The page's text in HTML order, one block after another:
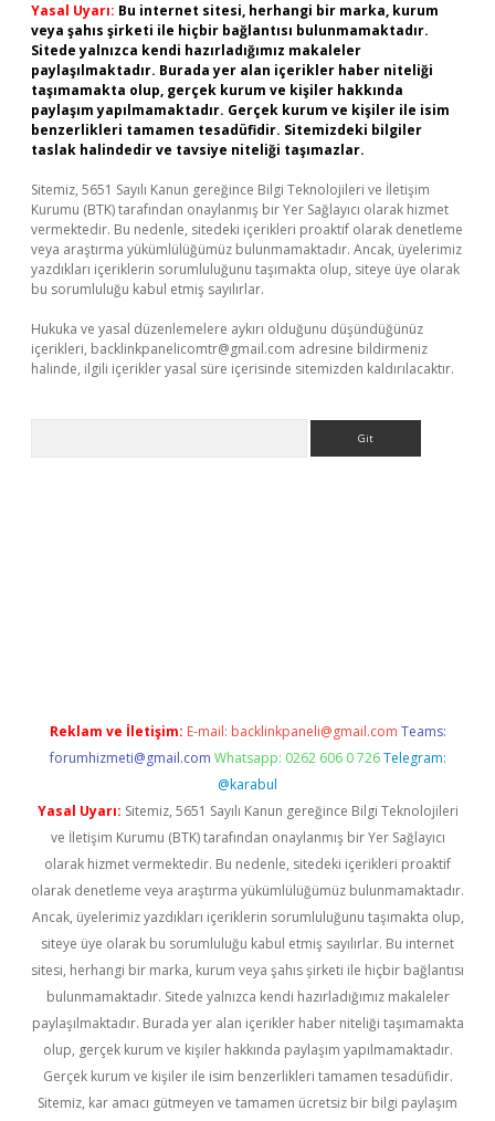
Yasal Uyarı: Bu internet sitesi, herhangi bir marka, kurum
veya şahıs şirketi ile hiçbir bağlantısı bulunmamaktadır.
Sitede yalnızca kendi hazırladığımız makaleler
paylaşılmaktadır. Burada yer alan içerikler haber niteliği
taşımamakta olup, gerçek kurum ve kişiler hakkında
paylaşım yapılmamaktadır. Gerçek kurum ve kişiler ile isim
benzerlikleri tamamen tesadüfidir. Sitemizdeki bilgiler
taslak halindedir ve tavsiye niteliği taşımazlar.
Sitemiz, 5651 Sayılı Kanun gereğince Bilgi Teknolojileri ve İletişim
Kurumu (BTK) tarafından onaylanmış bir Yer Sağlayıcı olarak hizmet
vermektedir. Bu nedenle, sitedeki içerikleri proaktif olarak denetleme
veya araştırma yükümlülüğümüz bulunmamaktadır. Ancak, üyelerimiz
yazdıkları içeriklerin sorumluluğunu taşımakta olup, siteye üye olarak
bu sorumluluğu kabul etmiş sayılırlar.
Hukuka ve yasal düzenlemelere aykırı olduğunu düşündüğünüz
içerikleri, backlinkpanelicomtr@gmail.com adresine bildirmeniz
halinde, ilgili içerikler yasal süre içerisinde sitemizden kaldırılacaktır.
Reklam ve İletişim: E-mail: backlinkpaneli@gmail.com Teams:
forumhizmeti@gmail.com Whatsapp: 0262 606 0 726 Telegram:
@karabul
Yasal Uyarı: Sitemiz, 5651 Sayılı Kanun gereğince Bilgi Teknolojileri
ve İletişim Kurumu (BTK) tarafından onaylanmış bir Yer Sağlayıcı
olarak hizmet vermektedir. Bu nedenle, sitedeki içerikleri proaktif
olarak denetleme veya araştırma yükümlülüğümüz bulunmamaktadır.
Ancak, üyelerimiz yazdıkları içeriklerin sorumluluğunu taşımakta olup,
siteye üye olarak bu sorumluluğu kabul etmiş sayılırlar. Bu internet
sitesi, herhangi bir marka, kurum veya şahıs şirketi ile hiçbir bağlantısı
bulunmamaktadır. Sitede yalnızca kendi hazırladığımız makaleler
paylaşılmaktadır. Burada yer alan içerikler haber niteliği taşımamakta
olup, gerçek kurum ve kişiler hakkında paylaşım yapılmamaktadır.
Gerçek kurum ve kişiler ile isim benzerlikleri tamamen tesadüfidir.
Sitemiz, kar amacı gütmeyen ve tamamen ücretsiz bir bilgi paylaşım